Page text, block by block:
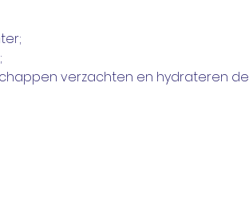
verzachten en hydrateren de